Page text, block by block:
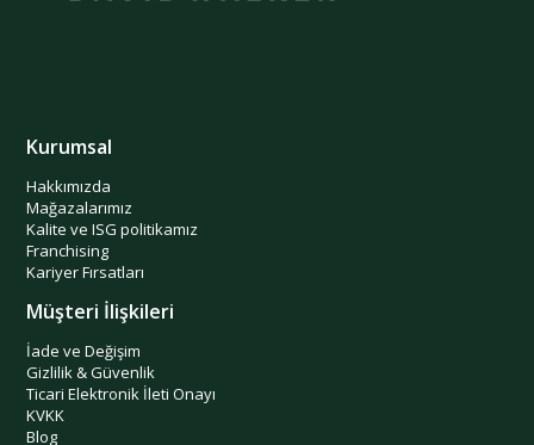
Kurumsal
Hakkımızda
Mağazalarımız
Kalite ve ISG politikamız
Franchising
Kariyer Fırsatları
Müşteri İlişkileri
İade ve Değişim
Gizlilik & Güvenlik
Ticari Elektronik İleti Onayı
KVKK
Blog